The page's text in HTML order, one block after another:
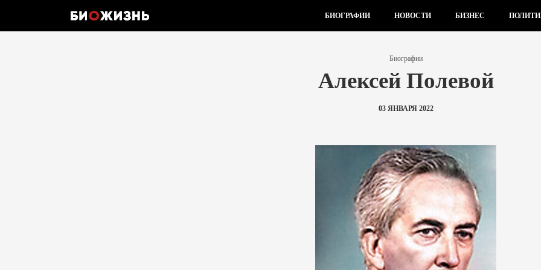
БИОГРАФИИ НОВОСТИ БИЗНЕС
Биографии
Алексей Полевой
03 ЯНВАРЯ 2022